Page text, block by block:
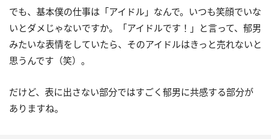
でも、基本僕の仕事は「アイドル」なんで。いつも笑顔でいな
いとダメじゃないですか。「アイドルです！」と言って、郁男
みたいな表情をしていたら、そのアイドルはきっと売れないと
思うんです（笑）。
だけど、表に出さない部分ではすごく郁男に共感する部分が
ありますね。